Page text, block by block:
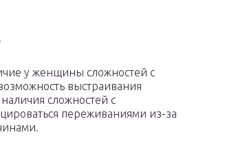
у женщины сложностей с
выстраивания
сложностей с
переживаниями из-за